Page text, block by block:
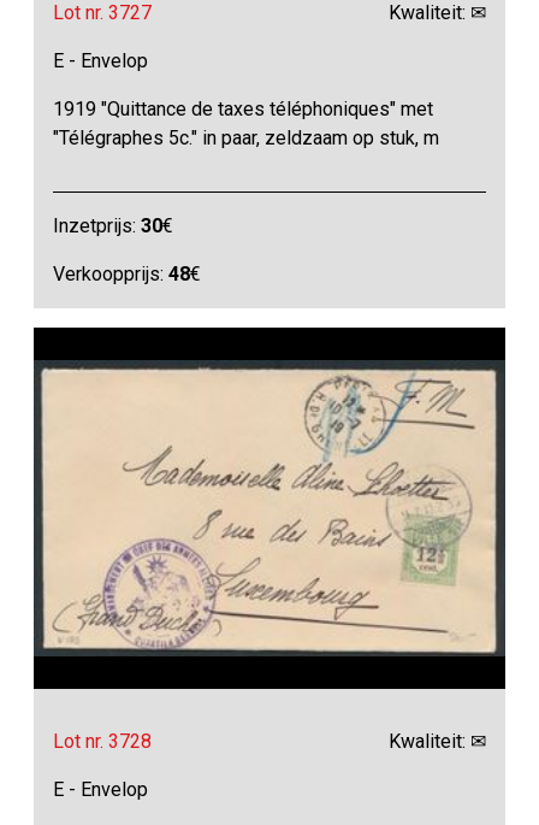
Lot nr. 3727 Kwaliteit: ✉
E - Envelop
1919 "Quittance de taxes téléphoniques" met
"Télégraphes 5c." in paar, zeldzaam op stuk, m
Inzetprijs:30€
Verkoopprijs:48€
Lot nr. 3728 Kwaliteit: ✉
E - Envelop